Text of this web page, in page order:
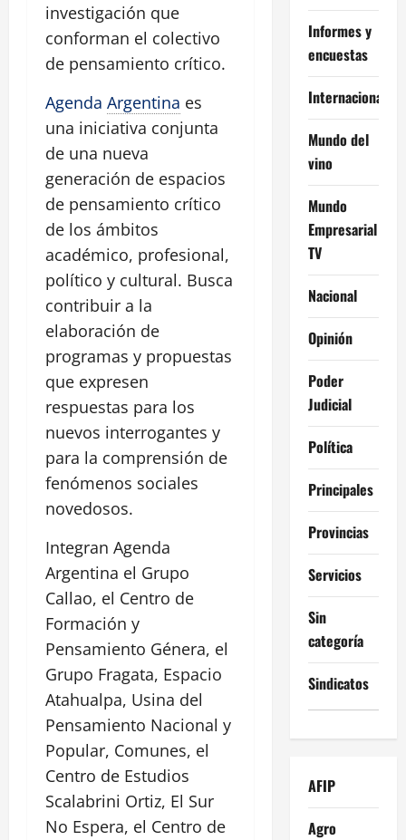
investigación que
conforman el colectivo
de pensamiento crítico.
Agenda Argentina es
una iniciativa conjunta
de una nueva
generación de espacios
de pensamiento crítico
de los ámbitos
académico, profesional,
político y cultural. Busca
contribuir a la
elaboración de
programas y propuestas
que expresen
respuestas para los
nuevos interrogantes y
para la comprensión de
fenómenos sociales
novedosos.
Integran Agenda
Argentina el Grupo
Callao, el Centro de
Formación y
Pensamiento Génera, el
Grupo Fragata, Espacio
Atahualpa, Usina del
Pensamiento Nacional y
Popular, Comunes, el
Centro de Estudios
Scalabrini Ortiz, El Sur
No Espera, el Centro de
Informes y
encuestas
Internacional
Mundo del
vino
Mundo
Empresarial
TV
Nacional
Opinión
Poder
Judicial
Política
Principales
Provincias
Servicios
Sin
categoría
Sindicatos
AFIP
Agro